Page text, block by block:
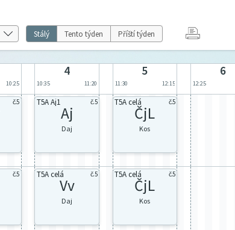
Stálý Tento týden Příští týden
10:25
4
10:35 11:20
5
11:30 12:15
6
12:25
č.5 T5A Aj1 č.5
Aj
Daj
T5A celá č.5
ČjL
Kos
č.5 T5A celá č.5
Vv
Daj
T5A celá č.5
ČjL
Kos